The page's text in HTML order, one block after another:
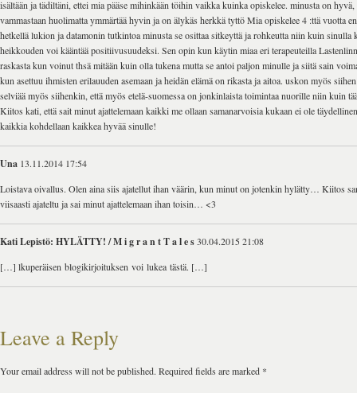
isältään ja tädiltäni, ettei mia pääse mihinkään töihin vaikka kuinka opiskelee. minusta on hyvä,
vammastaan huolimatta ymmärtää hyvin ja on älykäs herkkä tyttö Mia opiskelee 4 :ttä vuotta
hetkellä lukion ja datamonin tutkintoa minusta se osittaa sitkeyttä ja rohkeutta niin kuin sinulla
heikkouden voi kääntää positiivusuudeksi. Sen opin kun käytin miaa eri terapeuteilla
raskasta kun voinut thsä mitään kuin olla tukena mutta se antoi paljon minulle ja siitä sain
kun asettuu ihmisten erilauuden asemaan ja heidän elämä on rikasta ja aitoa. uskon myös
selviää myös siihenkin, että myös etelä-suomessa on jonkinlaista toimintaa nuorille niin kuin
Kiitos kati, että sait minut ajattelemaan kaikki me ollaan samanarvoisia kukaan ei ole
kaikkia kohdellaan kaikkea hyvää sinulle!
Una 13.11.2014 17:54
Loistava oivallus. Olen aina siis ajatellut ihan väärin, kun minut on jotenkin hylätty… Kiitos
viisaasti ajateltu ja sai minut ajattelemaan ihan toisin… <3
Kati Lepistö: HYLÄTTY! / M i g r a n t T a l e s30.04.2015 21:08
[…] lkuperäisen blogikirjoituksen voi lukea tästä. […]
Leave a Reply
Your email address will not be published. Required fields are marked *